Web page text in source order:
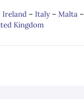
Ireland – Italy – Malta –
Kingdom